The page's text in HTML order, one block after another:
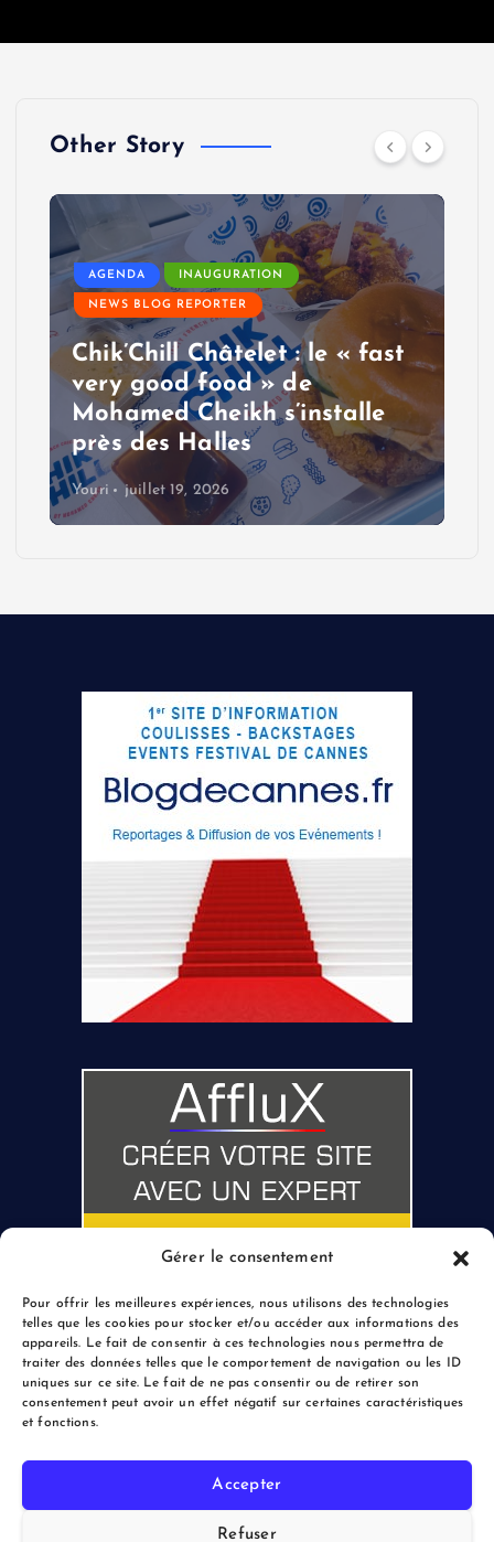
Gérer le consentement
Pour offrir les meilleures expériences, nous utilisons des technologies
telles que les cookies pour stocker et/ou accéder aux informations des
appareils. Le fait de consentir à ces technologies nous permettra de
traiter des données telles que le comportement de navigation ou les ID
uniques sur ce site. Le fait de ne pas consentir ou de retirer son
consentement peut avoir un effet négatif sur certaines caractéristiques
et fonctions.
Accepter
Refuser
Other Story
AGENDA INAUGURATION
NEWS BLOG REPORTER
Chik’Chill Châtelet : le « fast
very good food » de
Mohamed Cheikh s’installe
près des Halles
Youri juillet 19, 2026
Copyright © 2026 le Blogreporter | Powered by Afflux.info